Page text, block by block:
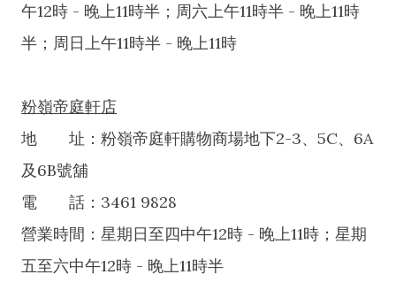
午12時 - 晚上11時半；周六上午11時半 - 晚上11時
半；周日上午11時半 - 晚上11時
粉嶺帝庭軒店
地 址：粉嶺帝庭軒購物商場地下2-3、5C、6A
及6B號舖
電 話：3461 9828
營業時間：星期日至四中午12時 - 晚上11時；星期
五至六中午12時 - 晚上11時半